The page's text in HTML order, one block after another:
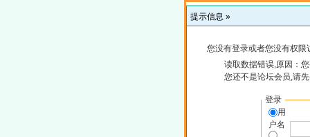
提示信息 »
您没有登录或者您没有权
读取数据错误,原因：
您还不是论坛会员,请
登录
用
户名